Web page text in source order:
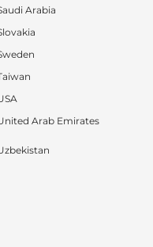
Arabia
Arab Emirates